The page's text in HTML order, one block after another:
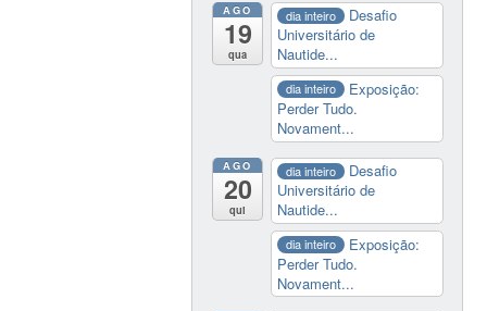
AGO
19
qua
dia inteiro
Desafio
Universitário de
Nautide...
dia inteiro
Exposição:
Perder Tudo.
Novament...
AGO
20
qui
dia inteiro
Desafio
Universitário de
Nautide...
dia inteiro
Exposição:
Perder Tudo.
Novament...